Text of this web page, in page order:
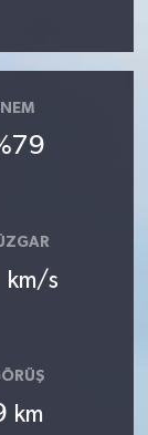
NEM
km/s
km